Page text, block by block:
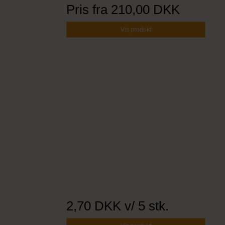
Pris fra 210,00 DKK
Vis produkt
2,70 DKK v/ 5 stk.